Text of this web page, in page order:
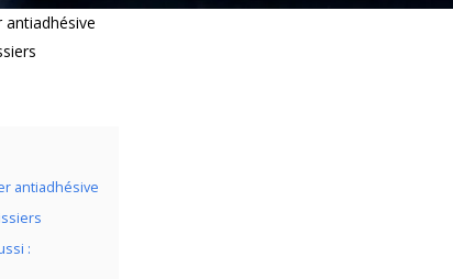
antiadhésive
antiadhésive
: